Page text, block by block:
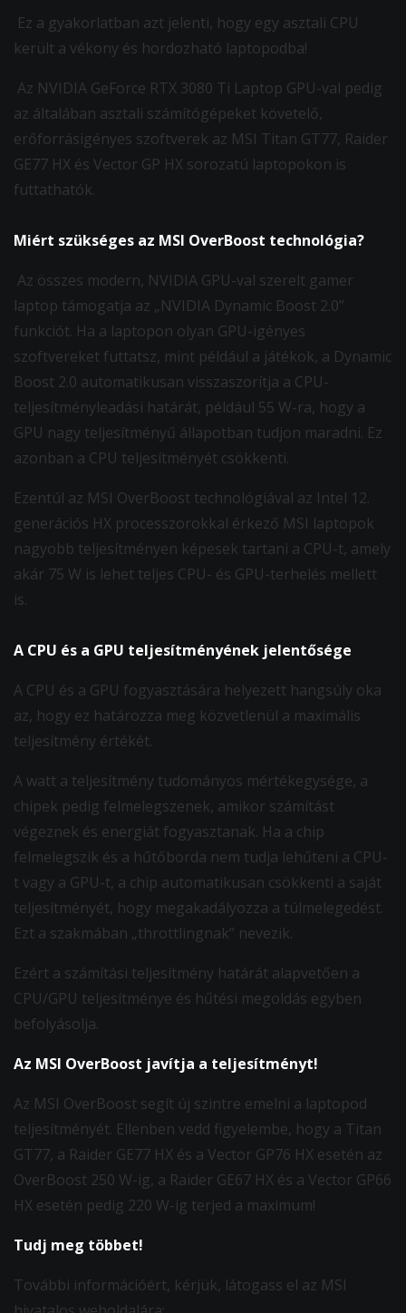
Ez a gyakorlatban azt jelenti, hogy egy asztali CPU
került a vékony és hordozható laptopodba!
Az NVIDIA GeForce RTX 3080 Ti Laptop GPU-val pedig
az általában asztali számítógépeket követelő,
erőforrásigényes szoftverek az MSI Titan GT77, Raider
GE77 HX és Vector GP HX sorozatú laptopokon is
futtathatók.
Miért szükséges az MSI OverBoost technológia?
Az összes modern, NVIDIA GPU-val szerelt gamer
laptop támogatja az „NVIDIA Dynamic Boost 2.0”
funkciót. Ha a laptopon olyan GPU-igényes
szoftvereket futtatsz, mint például a játékok, a Dynamic
Boost 2.0 automatikusan visszaszorítja a CPU-
teljesítményleadási határát, például 55 W-ra, hogy a
GPU nagy teljesítményű állapotban tudjon maradni. Ez
azonban a CPU teljesítményét csökkenti.
Ezentúl az MSI OverBoost technológiával az Intel 12.
generációs HX processzorokkal érkező MSI laptopok
nagyobb teljesítményen képesek tartani a CPU-t, amely
akár 75 W is lehet teljes CPU- és GPU-terhelés mellett
is.
A CPU és a GPU teljesítményének jelentősége
A CPU és a GPU fogyasztására helyezett hangsúly oka
az, hogy ez határozza meg közvetlenül a maximális
teljesítmény értékét.
A watt a teljesítmény tudományos mértékegysége, a
chipek pedig felmelegszenek, amikor számítást
végeznek és energiát fogyasztanak. Ha a chip
felmelegszik és a hűtőborda nem tudja lehűteni a CPU-
t vagy a GPU-t, a chip automatikusan csökkenti a saját
teljesítményét, hogy megakadályozza a túlmelegedést.
Ezt a szakmában „throttlingnak” nevezik.
Ezért a számítási teljesítmény határát alapvetően a
CPU/GPU teljesítménye és hűtési megoldás egyben
befolyásolja.
Az MSI OverBoost javítja a teljesítményt!
Az MSI OverBoost segít új szintre emelni a laptopod
teljesítményét. Ellenben vedd figyelembe, hogy a Titan
GT77, a Raider GE77 HX és a Vector GP76 HX esetén az
OverBoost 250 W-ig, a Raider GE67 HX és a Vector GP66
HX esetén pedig 220 W-ig terjed a maximum!
Tudj meg többet!
További információért, kérjük, látogass el az MSI